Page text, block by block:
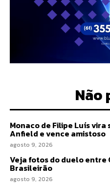
Não
Monaco de Filipe Luís
Anfield e vence amistoso
agosto 9, 2026
Veja fotos do duelo entre
Brasileirão
agosto 9, 2026